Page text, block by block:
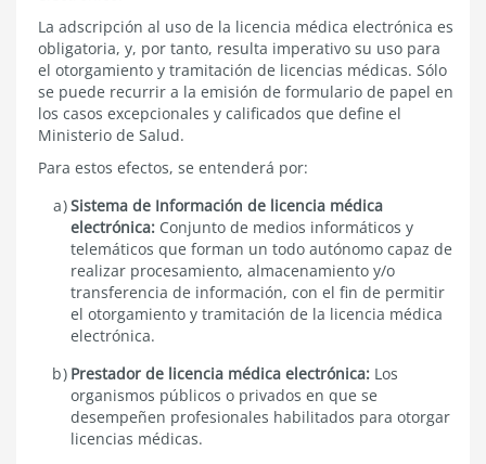
La adscripción al uso de la licencia médica electrónica es
obligatoria, y, por tanto, resulta imperativo su uso para
el otorgamiento y tramitación de licencias médicas. Sólo
se puede recurrir a la emisión de formulario de papel en
los casos excepcionales y calificados que define el
Ministerio de Salud.
Para estos efectos, se entenderá por:
Sistema de Información de licencia médica
electrónica: Conjunto de medios informáticos y
telemáticos que forman un todo autónomo capaz de
realizar procesamiento, almacenamiento y/o
transferencia de información, con el fin de permitir
el otorgamiento y tramitación de la licencia médica
electrónica.
Prestador de licencia médica electrónica: Los
organismos públicos o privados en que se
desempeñen profesionales habilitados para otorgar
licencias médicas.